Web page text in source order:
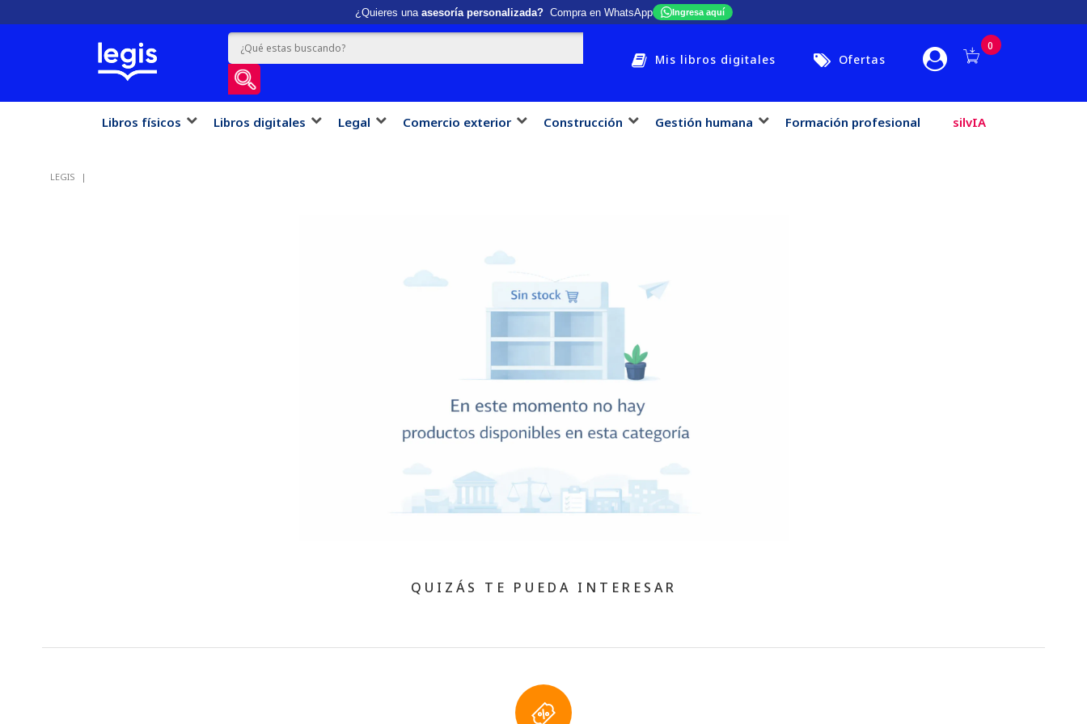
¿Quieres una asesoría personalizada?Compra en WhatsApp Ingresa aquí
Mis libros digitales Ofertas
0
Libros físicos Libros digitales Legal Comercio exterior Construcción Gestión humana Formación profesional silvIA
LEGIS
QUIZÁS TE PUEDA INTERESAR